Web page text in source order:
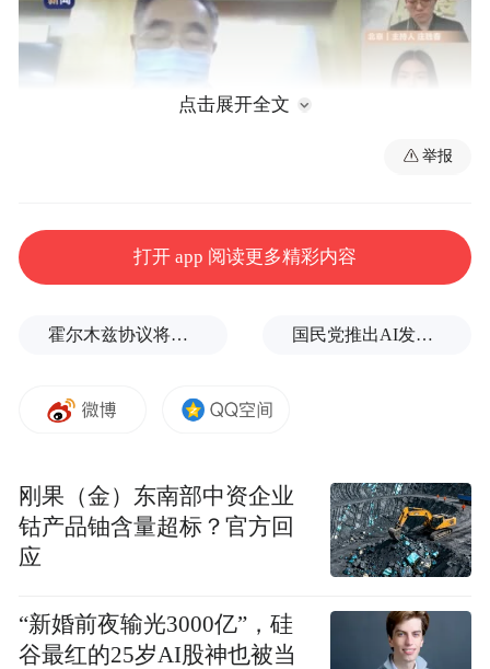
张伯礼：
新冠肺炎并不可怕，不要紧张，但
星期就会见效，国内外的经验都是如此。但
事，就是用洗手液或肥皂洗手，手心手背、
手指指尖都要洗到。这段时间避免用手抠鼻
大家还要注意清淡饮食，保持健康的生活方
点击展开全文
举报
打开 app 阅读更多精彩内容
霍尔木兹协议将近达成，美伊正在进行最后的博弈 国民党推出AI发言人“郑小文”迎战民进党
刚果（金）东南部中资企业
钴产品铀含量超标？官方回
应
“新婚前夜输光3000亿”，硅
谷最红的25岁AI股神也被当